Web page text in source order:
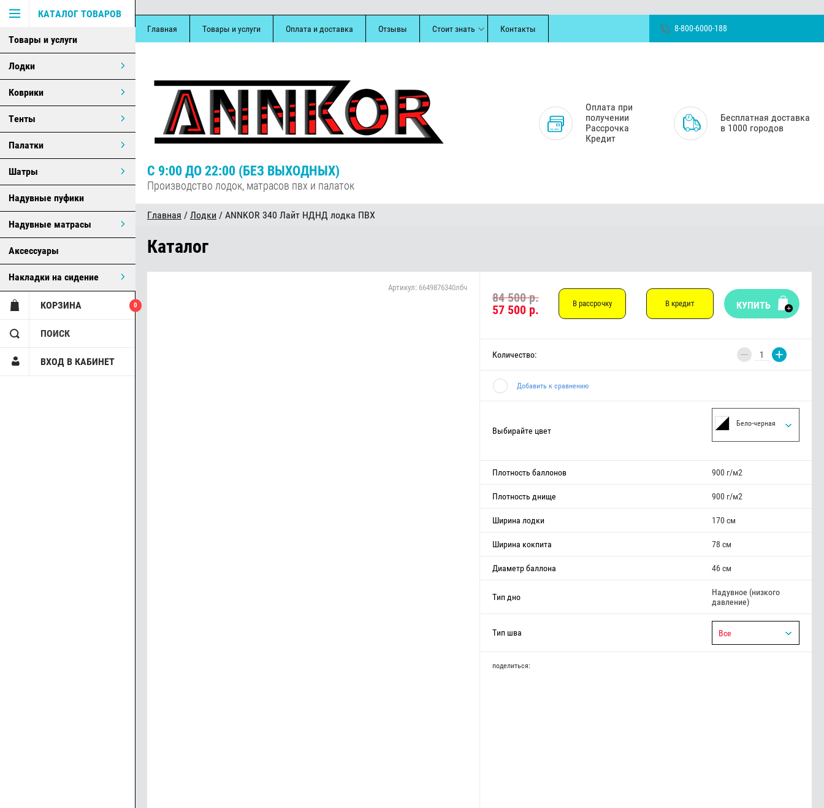
КАТАЛОГ ТОВАРОВ
Товары и услуги
Лодки
Коврики
Тенты
Палатки
Шатры
Надувные пуфики
Надувные матрасы
Аксессуары
Накладки на сидение
КОРЗИНА 0
ПОИСК
ВХОД В КАБИНЕТ
Главная Товары и услуги Оплата и доставка Отзывы Стоит знать Контакты 8-800-6000-188
С 9:00 ДО 22:00 (БЕЗ ВЫХОДНЫХ)
Производство лодок, матрасов пвх и палаток
Оплата при
получении
Рассрочка
Кредит
Бесплатная доставка
в 1000 городов
Главная / Лодки / ANNKOR 340 Лайт НДНД лодка ПВХ
Каталог
Артикул: 6649876340лбч
84 500 р.
57 500 р. В рассрочку В кредит КУПИТЬ
Количество: − +
Добавить к сравнению
Выбирайте цвет
Бело-черная
Плотность баллонов 900 г/м2
Плотность днище 900 г/м2
Ширина лодки 170 см
Ширина кокпита 78 см
Диаметр баллона 46 см
Тип дно
Надувное (низкого
давление)
Тип шва Все
поделиться: